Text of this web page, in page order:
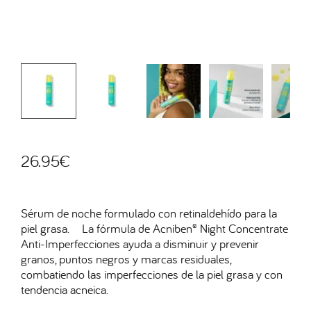
26.95€
Sérum de noche formulado con retinaldehído para la
piel grasa. La fórmula de Acniben® Night Concentrate
Anti-Imperfecciones ayuda a disminuir y prevenir
granos, puntos negros y marcas residuales,
combatiendo las imperfecciones de la piel grasa y con
tendencia acneica.